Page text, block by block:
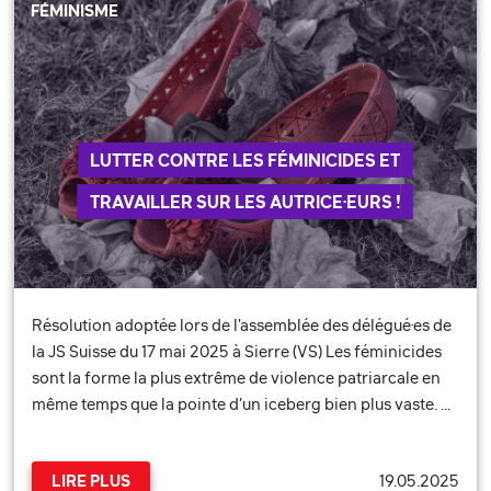
LUTTER CONTRE LES FÉMINICIDES ET
TRAVAILLER SUR LES AUTRICE·EURS !
FÉMINISME
Résolution adoptée lors de l'assemblée des délégué·es de
la JS Suisse du 17 mai 2025 à Sierre (VS) Les féminicides
sont la forme la plus extrême de violence patriarcale en
même temps que la pointe d’un iceberg bien plus vaste. …
LIRE PLUS 19.05.2025